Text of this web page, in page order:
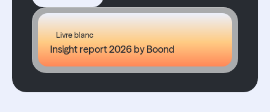
Livre blanc
Insight report 2026 by Boond